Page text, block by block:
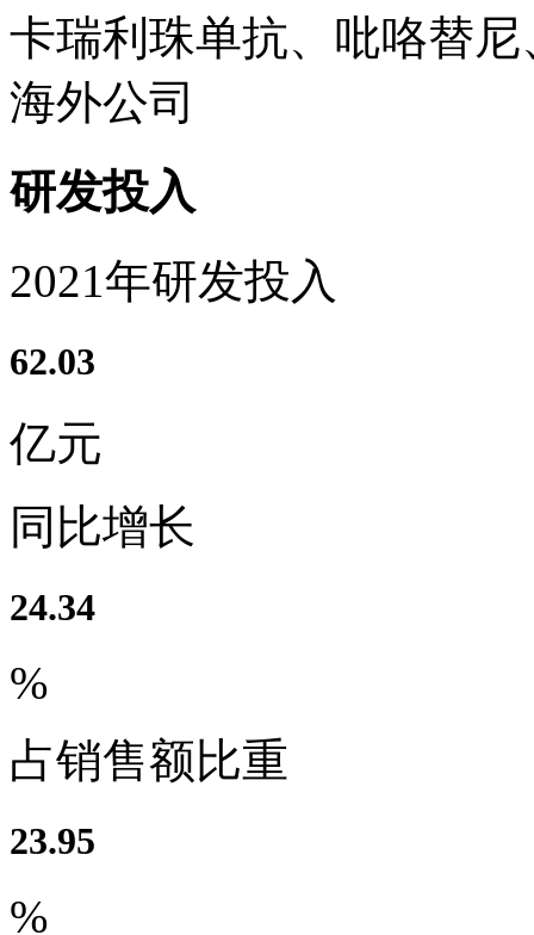
卡瑞利珠单抗、吡咯替
海外公司
研发投入
2021年研发投入
62.03
亿元
同比增长
24.34
%
占销售额比重
23.95
%